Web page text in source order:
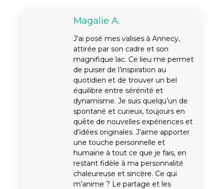
Magalie A.
J’ai posé mes valises à Annecy,
attirée par son cadre et son
magnifique lac. Ce lieu me permet
de puiser de l’inspiration au
quotidien et de trouver un bel
équilibre entre sérénité et
dynamisme. Je suis quelqu’un de
spontané et curieux, toujours en
quête de nouvelles expériences et
d’idées originales. J’aime apporter
une touche personnelle et
humaine à tout ce que je fais, en
restant fidèle à ma personnalité
chaleureuse et sincère. Ce qui
m’anime ? Le partage et les